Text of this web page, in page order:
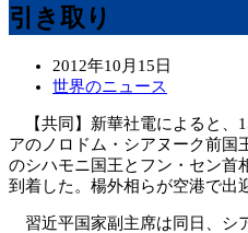
引き取り
2012年10月15日
世界のニュース
【共同】新華社電によると、
アのノロドム・シアヌーク前国
のシハモニ国王とフン・セン首
到着した。楊外相らが空港で出
習近平国家副主席は同日、シ